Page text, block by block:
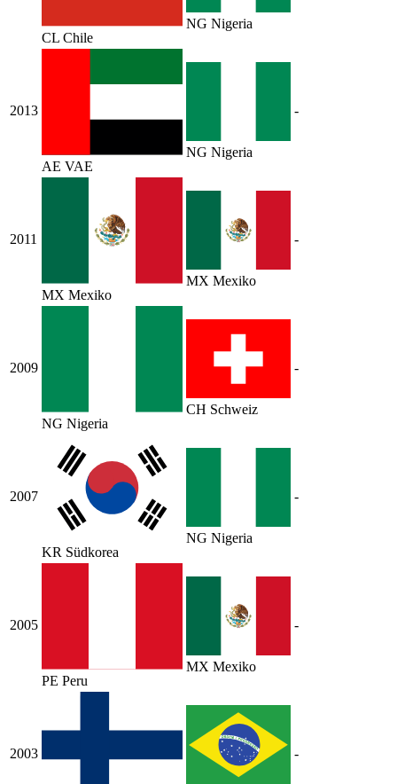
CL Chile
NG Nigeria
2013
AE VAE
NG Nigeria
-
2011
MX Mexiko
MX Mexiko
-
2009
NG Nigeria
CH Schweiz
-
2007
KR Südkorea
NG Nigeria
-
2005
PE Peru
MX Mexiko
-
2003 -